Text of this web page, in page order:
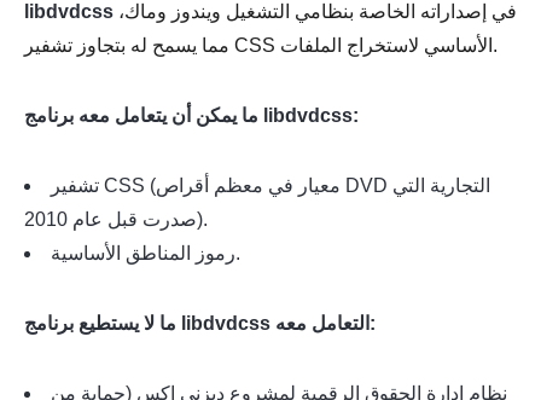
libdvdcss
مما يسمح له بتجاوز تشفير CSS الأساسي لاستخراج الملفات.
ما يمكن أن يتعامل معه برنامج libdvdcss:
تشفير CSS (معيار في معظم أقراص DVD التجارية التي
صدرت قبل عام 2010).
رموز المناطق الأساسية.
ما لا يستطيع برنامج libdvdcss التعامل معه:
نظام إدارة الحقوق الرقمية لمشروع ديزني إكس (حماية من